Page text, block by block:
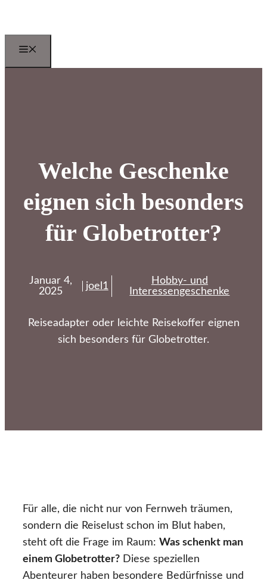
springen
Welche Geschenke
eignen sich besonders
für Globetrotter?
Januar 4,
2025
joel1
Hobby- und
Interessengeschenke
Reiseadapter oder leichte Reisekoffer eignen
sich besonders für Globetrotter.
Für alle, die nicht nur von Fernweh träumen,
sondern die Reiselust schon im Blut haben,
steht oft die Frage im Raum: Was schenkt man
einem Globetrotter? Diese speziellen
Abenteurer haben besondere Bedürfnisse und